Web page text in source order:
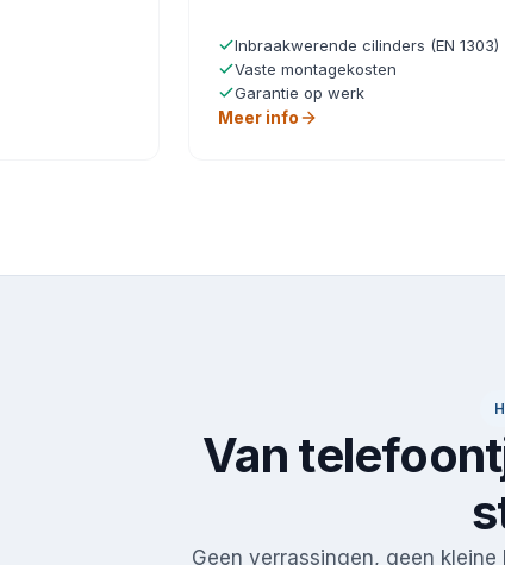
Inbraakwerende cilinders (EN 1303)
Vaste montagekosten
Garantie op werk
Meer info
Van
Geen verrassingen, geen